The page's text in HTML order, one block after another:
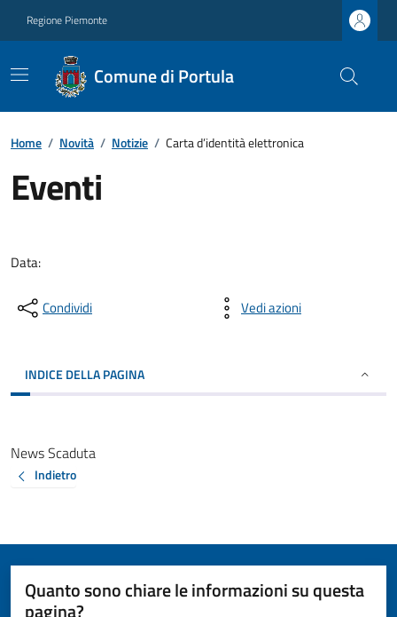
Regione Piemonte
Comune di Portula
Home / Novità / Notizie / Carta d’identità elettronica
Eventi
Data:
Condividi Vedi azioni
INDICE DELLA PAGINA
News Scaduta
Indietro
Quanto sono chiare le informazioni su questa
pagina?